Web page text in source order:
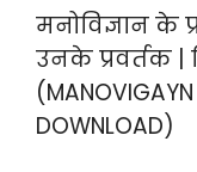
मनोविज्ञान के
उनके प्रवर्तक |
(MANOVIGAYN
DOWNLOAD)